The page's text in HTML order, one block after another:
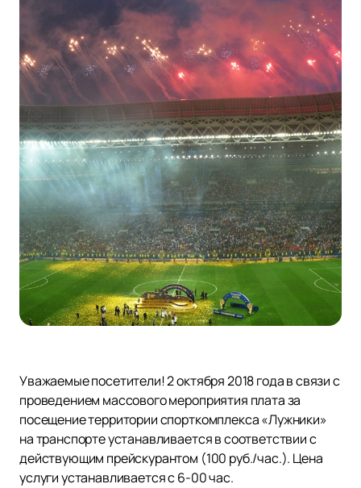
Уважаемые посетители! 2 октября 2018 года в связи с
проведением массового мероприятия плата за
посещение территории спорткомплекса «Лужники»
на транспорте устанавливается в соответствии с
действующим прейскурантом (100 руб./час.). Цена
услуги устанавливается с 6-00 час.